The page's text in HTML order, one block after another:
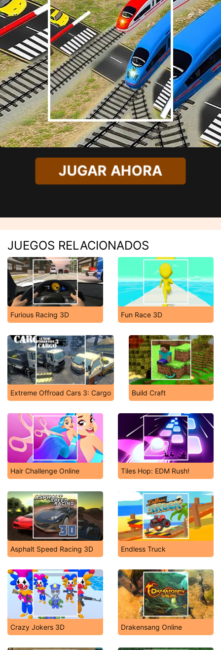
JUGAR AHORA
JUEGOS RELACIONADOS
Furious Racing 3D Fun Race 3D
Extreme Offroad Cars 3: Cargo Build Craft
Hair Challenge Online Tiles Hop: EDM Rush!
Asphalt Speed Racing 3D Endless Truck
Crazy Jokers 3D Drakensang Online